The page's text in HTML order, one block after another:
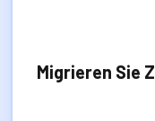
Migrieren Sie